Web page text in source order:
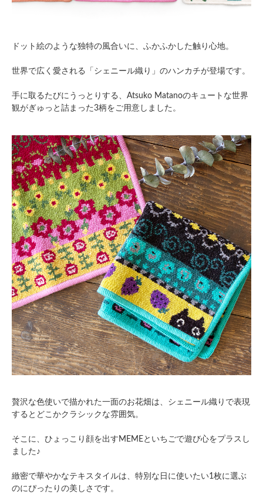
ドット絵のような独特の風合いに、ふかふかした触り心地。
世界で広く愛される「シェニール織り」のハンカチが登場です。
手に取るたびにうっとりする、Atsuko Matanoのキュートな世界
観がぎゅっと詰まった3柄をご用意しました。
贅沢な色使いで描かれた一面のお花畑は、シェニール織りで表現
するとどこかクラシックな雰囲気。
そこに、ひょっこり顔を出すMEMEといちごで遊び心をプラスし
ました♪
緻密で華やかなテキスタイルは、特別な日に使いたい1枚に選ぶ
のにぴったりの美しさです。